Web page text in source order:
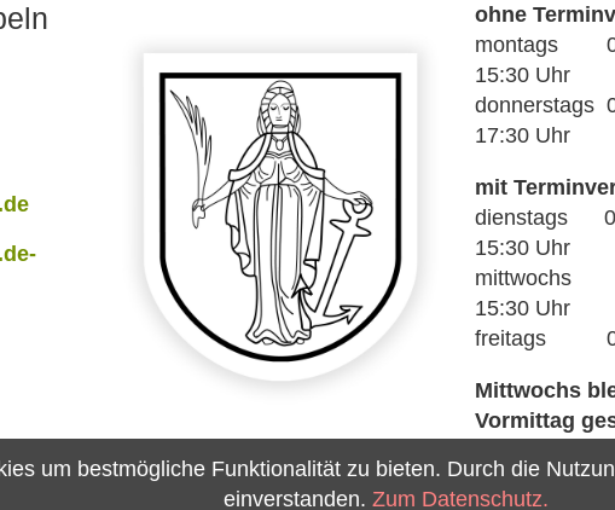
ohne
montags
15:30 Uhr
donnerstags
17:30 Uhr
mit
dienstags
15:30 Uhr
15:30 Uhr
freitags
Mittwochs
Vormittag
um bestmögliche Funktionalität zu bieten. Durch die
einverstanden. Zum Datenschutz.